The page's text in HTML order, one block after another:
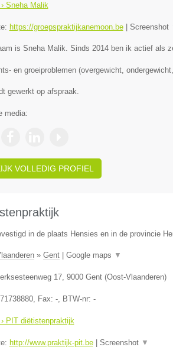
Sneha Malik
https://groepspraktijkanemoon.be| Screenshot
is Sneha Malik. Sinds 2014 ben ik actief als
en groeiproblemen (overgewicht,
gewerkt op afspraak.
media:
VOLLEDIG PROFIEL
in de plaats Hensies en in de provincie
» Gent| Google maps ▼
17, 9000 Gent(Oost-Vlaanderen)
, Fax: -, BTW-nr: -
PIT diëtistenpraktijk
http://www.praktijk-pit.be| Screenshot ▼